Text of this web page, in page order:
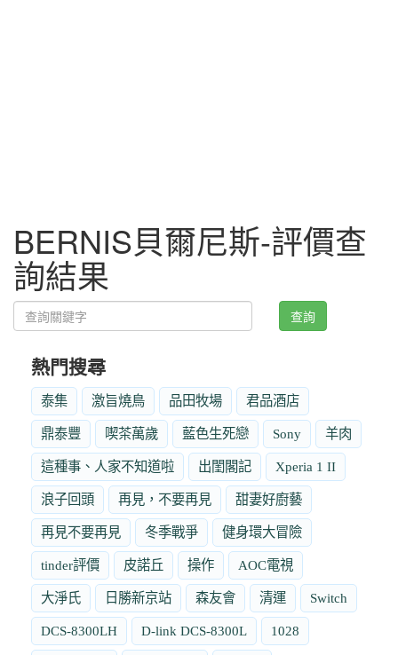
BERNIS貝爾尼斯-評價查
詢結果
查詢
熱門搜尋
泰集 激旨燒鳥 品田牧場 君品酒店
鼎泰豐 喫茶萬歲 藍色生死戀 Sony 羊肉
這種事、人家不知道啦 出閨閣記 Xperia 1 II
浪子回頭 再見，不要再見 甜妻好廚藝
再見不要再見 冬季戰爭 健身環大冒險
tinder評價 皮諾丘 操作 AOC電視
大淨氏 日勝新京站 森友會 清運 Switch
DCS-8300LH D-link DCS-8300L 1028